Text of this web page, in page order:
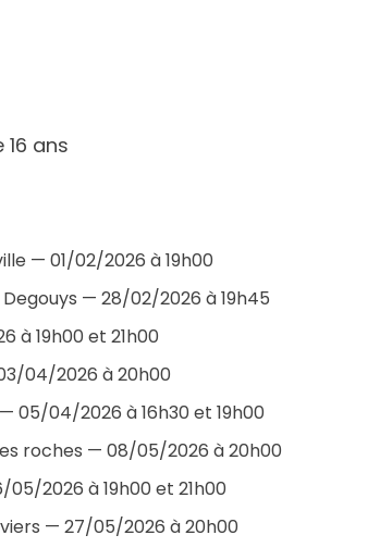
ans
— 01/02/2026 à 19h00
— 28/02/2026 à 19h45
à 19h00 et 21h00
04/2026 à 20h00
05/04/2026 à 16h30 et 19h00
roches — 08/05/2026 à 20h00
2026 à 19h00 et 21h00
— 27/05/2026 à 20h00